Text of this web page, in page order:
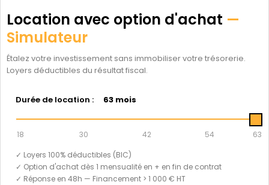
Location avec option d'achat —
Simulateur
Étalez votre investissement sans immobiliser votre trésorerie.
Loyers déductibles du résultat fiscal.
Durée de location : 63 mois
18 30 42 54
63
✓ Loyers 100% déductibles (BIC)
✓ Option d'achat dès 1 mensualité en + en fin de contrat
✓ Réponse en 48h — Financement > 1 000 € HT